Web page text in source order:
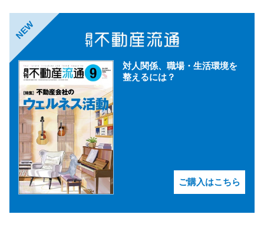
NEW
対人関係、職場・生活環境を
整えるには？
ご購入はこちら